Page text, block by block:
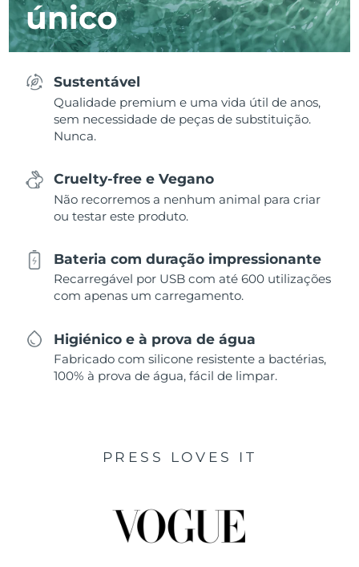
único
Sustentável
Qualidade premium e uma vida útil de anos,
sem necessidade de peças de substituição.
Nunca.
Cruelty-free e Vegano
Não recorremos a nenhum animal para criar
ou testar este produto.
Bateria com duração impressionante
Recarregável por USB com até 600 utilizações
com apenas um carregamento.
Higiénico e à prova de água
Fabricado com silicone resistente a bactérias,
100% à prova de água, fácil de limpar.
PRESS LOVES IT